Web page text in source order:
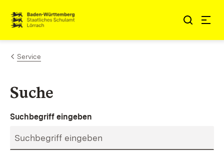
Zum Inhalt springen
Link zur Startseite
Service
Suche
Suchbegriff eingeben